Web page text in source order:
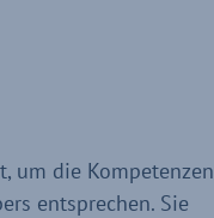
um die Kompetenzen
entsprechen. Sie